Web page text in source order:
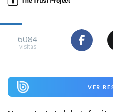
6084
visitas
VER